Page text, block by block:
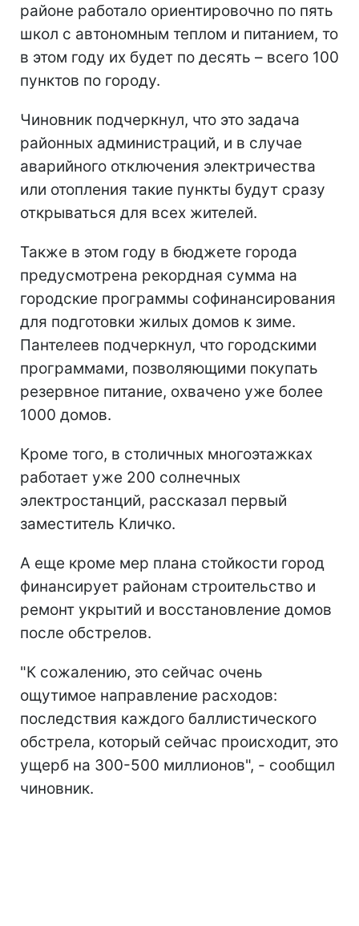
районе работало ориентировочно по пять
школ с автономным теплом и питанием, то
в этом году их будет по десять – всего 100
пунктов по городу.
Чиновник подчеркнул, что это задача
районных администраций, и в случае
аварийного отключения электричества
или отопления такие пункты будут сразу
открываться для всех жителей.
Также в этом году в бюджете города
предусмотрена рекордная сумма на
городские программы софинансирования
для подготовки жилых домов к зиме.
Пантелеев подчеркнул, что городскими
программами, позволяющими покупать
резервное питание, охвачено уже более
1000 домов.
Кроме того, в столичных многоэтажках
работает уже 200 солнечных
электростанций, рассказал первый
заместитель Кличко.
А еще кроме мер плана стойкости город
финансирует районам строительство и
ремонт укрытий и восстановление домов
после обстрелов.
"К сожалению, это сейчас очень
ощутимое направление расходов:
последствия каждого баллистического
обстрела, который сейчас происходит, это
ущерб на 300-500 миллионов", - сообщил
чиновник.